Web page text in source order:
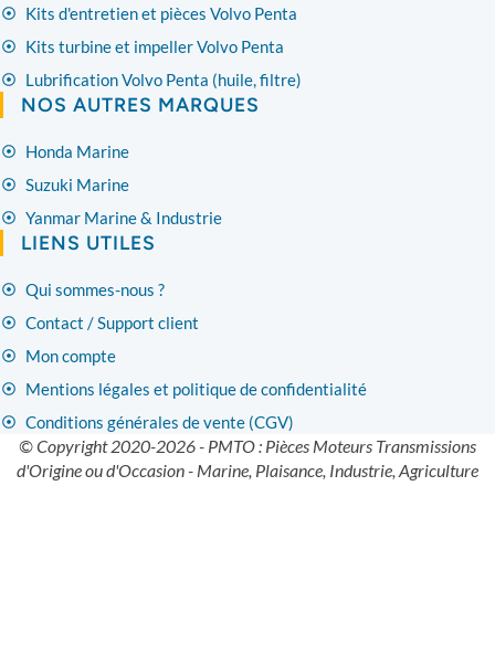
Kits d'entretien et pièces Volvo Penta
Kits turbine et impeller Volvo Penta
Lubrification Volvo Penta (huile, filtre)
NOS AUTRES MARQUES
Honda Marine
Suzuki Marine
Yanmar Marine & Industrie
LIENS UTILES
Qui sommes-nous ?
Contact / Support client
Mon compte
Mentions légales et politique de confidentialité
Conditions générales de vente (CGV)
© Copyright 2020-2026 - PMTO : Pièces Moteurs Transmissions
d'Origine ou d'Occasion - Marine, Plaisance, Industrie, Agriculture